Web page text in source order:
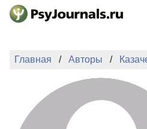
Перейти к основному
ПОДАТЬ
БАЗА
КЛЮЧЕВЫЕ
Главная Авторы